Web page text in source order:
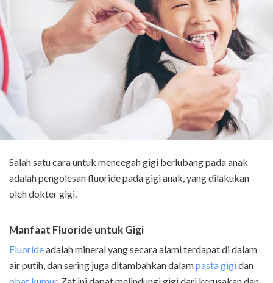
Salah satu cara untuk mencegah gigi berlubang pada anak
adalah pengolesan fluoride pada gigi anak, yang dilakukan
oleh dokter gigi.
Manfaat Fluoride untukGigi
Fluorideadalah mineral yang secara alami terdapat di dalam
air putih, dan sering juga ditambahkan dalampasta gigidan